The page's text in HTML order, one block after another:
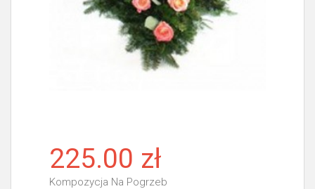
225.00 zł
Kompozycja Na Pogrzeb